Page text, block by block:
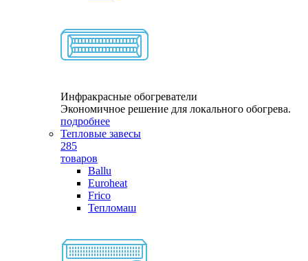
Инфракрасные обогреватели
Экономичное решение для локального обогрева.
подробнее
Тепловые завесы
285
товаров
Ballu
Euroheat
Frico
Тепломаш